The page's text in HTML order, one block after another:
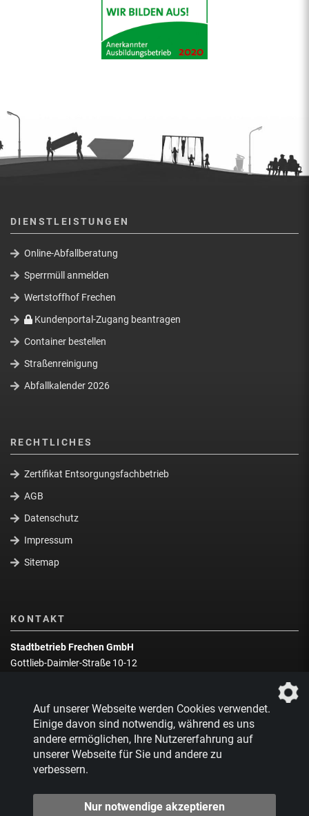
DIENSTLEISTUNGEN
Online-Abfallberatung
Sperrmüll anmelden
Wertstoffhof Frechen
Kundenportal-Zugang beantragen
Container bestellen
Straßenreinigung
Abfallkalender 2026
RECHTLICHES
Zertifikat Entsorgungsfachbetrieb
AGB
Datenschutz
Impressum
Sitemap
KONTAKT
Stadtbetrieb Frechen GmbH
Gottlieb-Daimler-Straße 10-12
Zentrale:02234 9217-0
Abfallberatung:02234 9217-17
Auf unserer Webseite werden Cookies verwendet.
Einige davon sind notwendig, während es uns
andere ermöglichen, Ihre Nutzererfahrung auf
unserer Webseite für Sie und andere zu
verbessern.
Nur notwendige akzeptieren